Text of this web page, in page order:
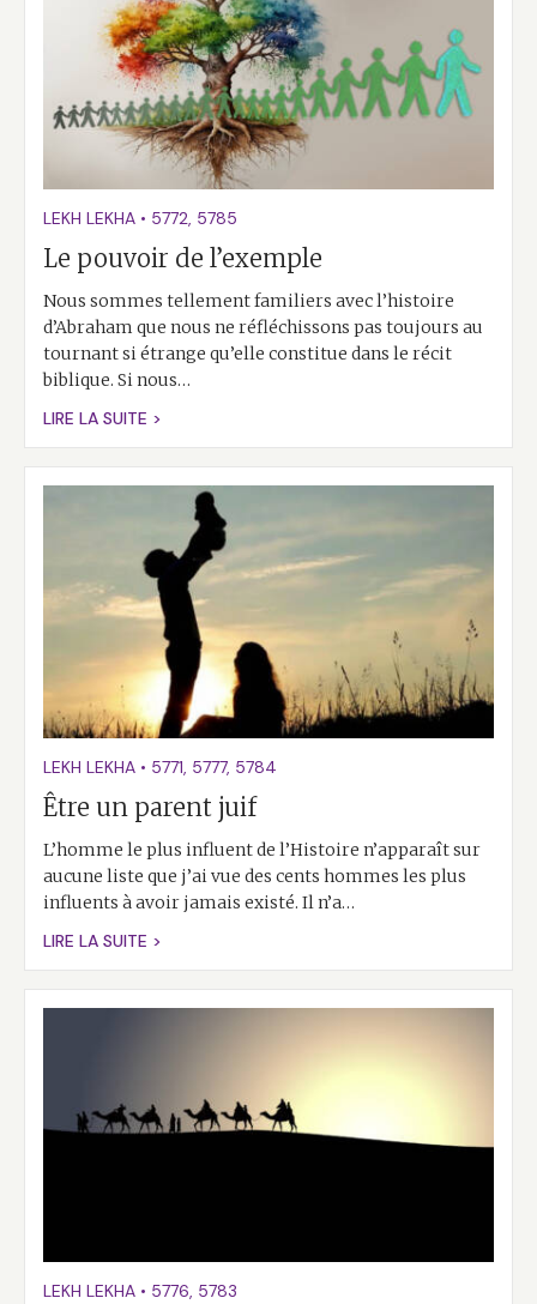
LEKH LEKHA • 5772 5785
Le pouvoir de l’exemple
Nous sommes tellement familiers avec l’histoire
d’Abraham que nous ne réfléchissons pas toujours au
tournant si étrange qu’elle constitue dans le récit
biblique. Si nous…
LIRE LA SUITE >
LEKH LEKHA • 5771, 5777, 5784
Être un parent juif
L’homme le plus influent de l’Histoire n’apparaît sur
aucune liste que j’ai vue des cents hommes les plus
influents à avoir jamais existé. Il n’a…
LIRE LA SUITE >
LEKH LEKHA • 5776 5783